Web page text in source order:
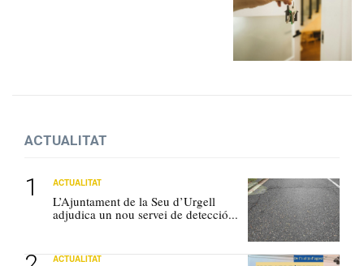
ACTUALITAT
ACTUALITAT
L’Ajuntament de la Seu d’Urgell
adjudica un nou servei de detecció...
ACTUALITAT